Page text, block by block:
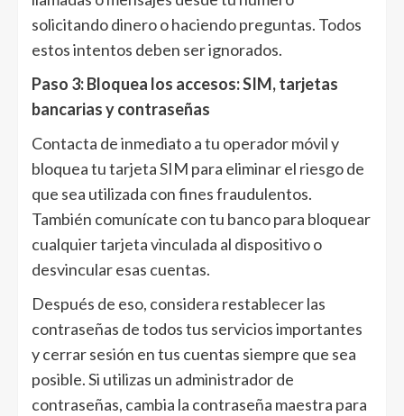
solicitando dinero o haciendo preguntas. Todos
estos intentos deben ser ignorados.
Paso 3: Bloquea los accesos: SIM, tarjetas
bancarias y contraseñas
Contacta de inmediato a tu operador móvil y
bloquea tu tarjeta SIM para eliminar el riesgo de
que sea utilizada con fines fraudulentos.
También comunícate con tu banco para bloquear
cualquier tarjeta vinculada al dispositivo o
desvincular esas cuentas.
Después de eso, considera restablecer las
contraseñas de todos tus servicios importantes
y cerrar sesión en tus cuentas siempre que sea
posible. Si utilizas un administrador de
contraseñas, cambia la contraseña maestra para